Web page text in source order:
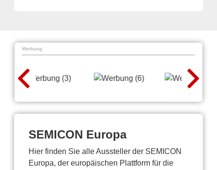
Werbung
SEMICON Europa
Hier finden Sie alle Aussteller der SEMICON
Europa, der europäischen Plattform für die